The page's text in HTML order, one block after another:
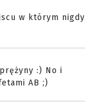
w którym nigdy
:) No i
AB ;)